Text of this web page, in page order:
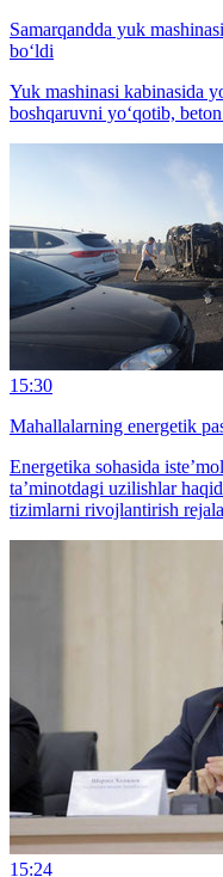
Samarqandda yuk
bo‘ldi
Yuk mashinasi kabinasida
boshqaruvni yo‘qotib,
15:30
Mahallalarning energetik
Energetika sohasida
ta’minotdagi uzilishlar
tizimlarni rivojlantirish
15:24